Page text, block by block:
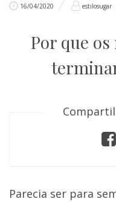
16/04/2020 estilosugar
Por que
Parecia ser para